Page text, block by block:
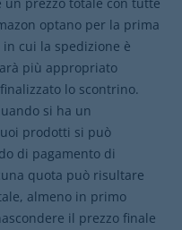
optano per la prima
cui la spedizione è
più appropriato
lo scontrino.
si ha un
prodotti si può
di pagamento di
quota può risultare
almeno in primo
il prezzo finale